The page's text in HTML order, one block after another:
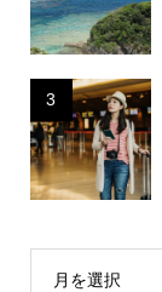
3
月を選択